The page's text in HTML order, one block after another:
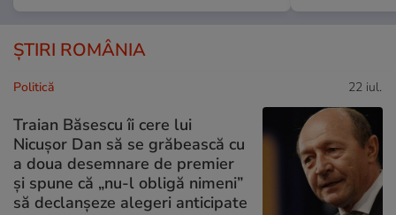
ȘTIRI ROMÂNIA
Politică 22 iul.
Traian Băsescu îi cere lui
Nicușor Dan să se grăbească cu
a doua desemnare de premier
și spune că „nu-l obligă nimeni”
să declanșeze alegeri anticipate